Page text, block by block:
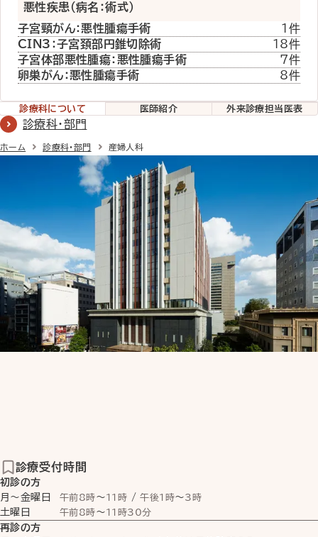
悪性疾患（病名：術式）
子宮頸がん：悪性腫瘍手術
1件
CIN3：子宮頚部円錐切除術
18件
子宮体部悪性腫瘍：悪性腫瘍手術
7件
卵巣がん：悪性腫瘍手術
8件
診療科について 医師紹介 外来診療担当医表
診療科・部門
ホーム 診療科・部門 産婦人科
診療受付時間
初診の方
月〜金曜日
午前8時〜11時 /午後1時〜3時
土曜日 午前8時〜11時30分
再診の方